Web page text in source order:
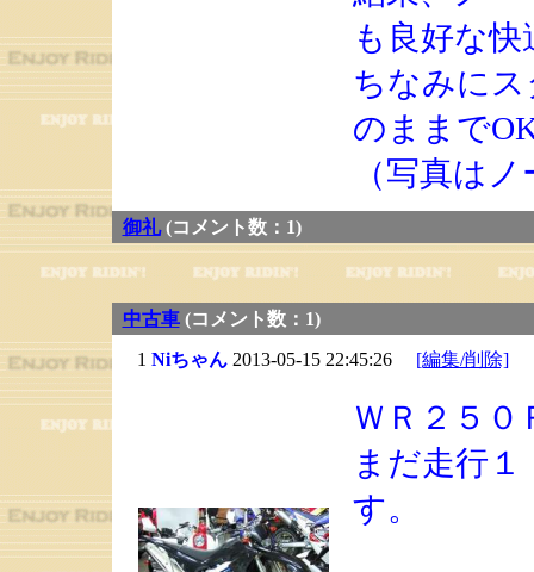
も良好な
ちなみに
のままで
（写真は
御礼(コメント数：1)
中古車(コメント数：1)
1 Niちゃん2013-05-15 22:45:26 [編集/削除]
ＷＲ２５
まだ走行
す。